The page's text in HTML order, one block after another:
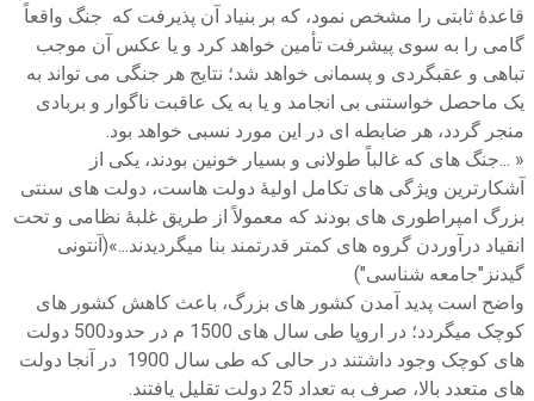
قاعدۀ ثابتی را مشخص نمود، که بر بنیاد آن پذیرفت که جنگ واقعاً
گامی را به سوی پیشرفت تأمین خواهد کرد و یا عکس آن موجب
تباهی و عقبگردی و پسمانی خواهد شد؛ نتایج هر جنگی می تواند به
یک ماحصل خواستنی بی انجامد و یا به یک عاقبت ناگوار و بربادی
منجر گردد، هر ضابطه ای در این مورد نسبی خواهد بود.
« ...جنگ های که غالباً طولانی و بسیار خونین بودند، یکی از
آشکارترین ویژگی های تکامل اولیۀ دولت هاست، دولت های سنتی
بزرگ امپراطوری های بودند که معمولاً از طریق غلبۀ نظامی و تحت
انقیاد درآوردن گروه های کمتر قدرتمند بنا میگردیدند...»(آنتونی
گیدنز"جامعه شناسی")
واضح است پدید آمدن کشور های بزرگ، باعث کاهش کشور های
کوچک میگردد؛ در اروپا طی سال های 1500 م در حدود500 دولت
های کوچک وجود داشتند در حالی که طی سال 1900 در آنجا دولت
های متعدد بالا، صرف به تعداد 25 دولت تقلیل یافتند.